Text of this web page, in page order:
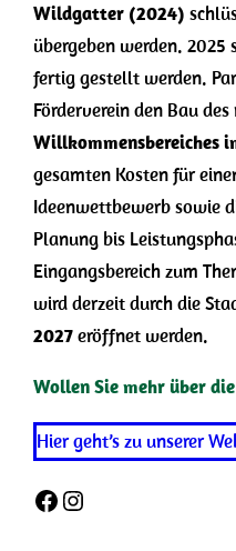
Wildgatter (2024)
übergeben werden. 2025
fertig gestellt werden.
Förderverein den Bau des
Willkommensbereiches
gesamten Kosten für
Ideenwettbewerb sowie
Planung bis
Eingangsbereich zum
wird derzeit durch die
2027eröffnet werden.
Wollen Sie mehr über
Hier geht’s zu unserer
Facebook Instagram